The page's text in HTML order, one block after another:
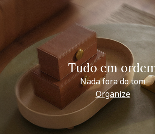
Tudo em
Nada fora do tom
Organize